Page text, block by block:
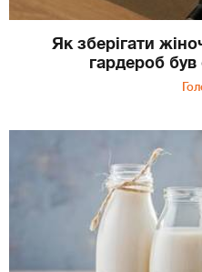
Як зберігати
гардероб був